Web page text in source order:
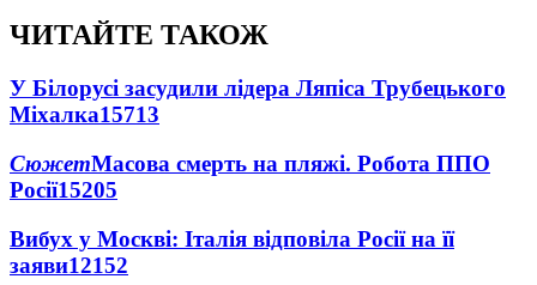
ЧИТАЙТЕ ТАКОЖ
У Білорусі засудили лідера Ляпіса Трубецького
Міхалка15713
СюжетМасова смерть на пляжі. Робота ППО
Росії15205
Вибух у Москві: Італія відповіла Росії на її
заяви12152